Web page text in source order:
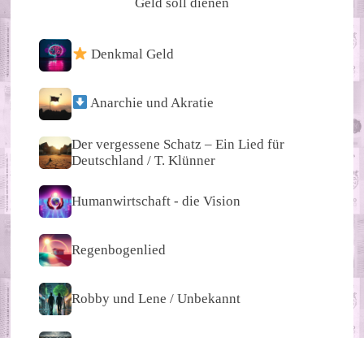
Denkmal Geld
Anarchie und Akratie
Der vergessene Schatz – Ein Lied für
Deutschland / T. Klünner
Humanwirtschaft - die Vision
Regenbogenlied
Robby und Lene / Unbekannt